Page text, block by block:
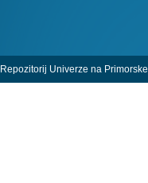
Repozitorij Univerze na